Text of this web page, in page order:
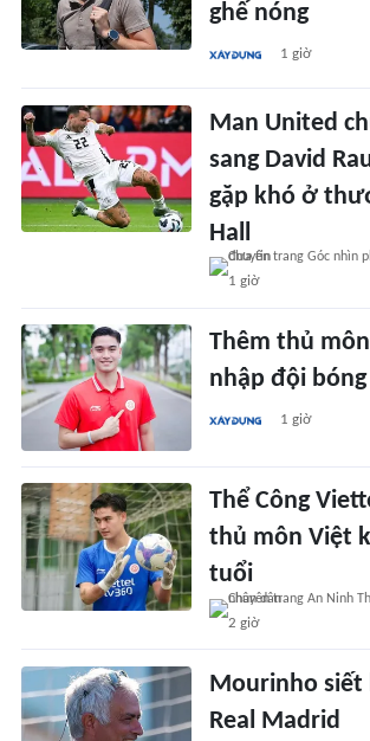
ghế nóng
1 giờ
Man United
sang David
gặp khó ở
Hall
1 giờ
Thêm thủ
nhập đội bóng
1 giờ
Thể Công
thủ môn Việt
tuổi
2 giờ
Mourinho siết
Real Madrid